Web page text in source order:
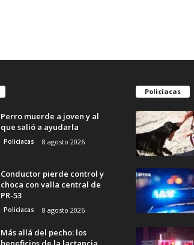
Perro muerde a joven y al
que salió a ayudarla
Policiacas 8 agosto 2026
Conductor pierde control y
choca con valla central de
PR-53
Policiacas 8 agosto 2026
Más allá del pecho: los
Policiacas